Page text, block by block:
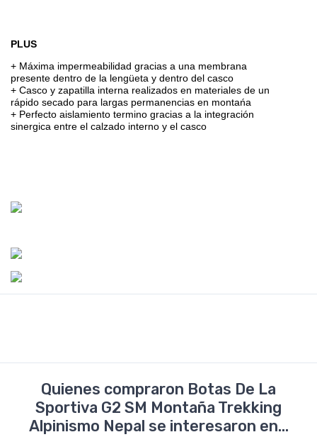
PLUS
+ Máxima impermeabilidad gracias a una membrana
presente dentro de la lengüeta y dentro del casco
+ Casco y zapatilla interna realizados en materiales de un
rápido secado para largas permanencias en montańa
+ Perfecto aislamiento termino gracias a la integración
sinergica entre el calzado interno y el casco
Quienes compraron Botas De La
Sportiva G2 SM Montaña Trekking
Alpinismo Nepal se interesaron en...